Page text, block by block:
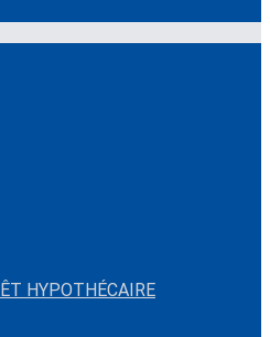
HYPOTHÉCAIRE